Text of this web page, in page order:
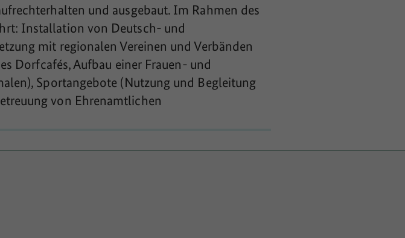
und ausgebaut. Im Rahmen des
Installation von Deutsch- und
mit regionalen Vereinen und Verbänden
Dorfcafés, Aufbau einer Frauen- und
Sportangebote (Nutzung und Begleitung
von Ehrenamtlichen